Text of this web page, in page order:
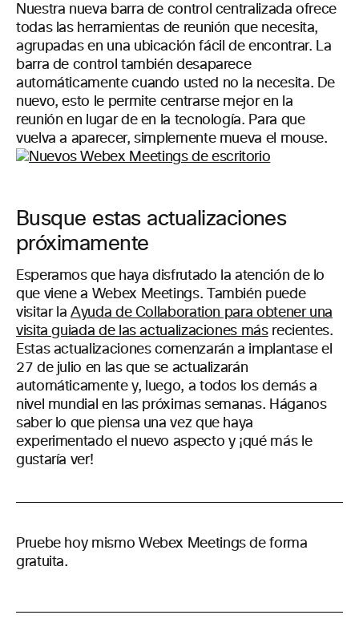
Nuestra nueva barra de control centralizada ofrece
todas las herramientas de reunión que necesita,
agrupadas en una ubicación fácil de encontrar. La
barra de control también desaparece
automáticamente cuando usted no la necesita. De
nuevo, esto le permite centrarse mejor en la
reunión en lugar de en la tecnología. Para que
vuelva a aparecer, simplemente mueva el mouse.
Busque estas actualizaciones
próximamente
Esperamos que haya disfrutado la atención de lo
que viene a Webex Meetings. También puede
visitar laAyuda de Collaboration para obtener una
visita guiada de las actualizaciones másrecientes.
Estas actualizaciones comenzarán a implantase el
27 de julio en las que se actualizarán
automáticamente y, luego, a todos los demás a
nivel mundial en las próximas semanas. Háganos
saber lo que piensa una vez que haya
experimentado el nuevo aspecto y ¡qué más le
gustaría ver!
Pruebe hoy mismo Webex Meetings de forma
gratuita.